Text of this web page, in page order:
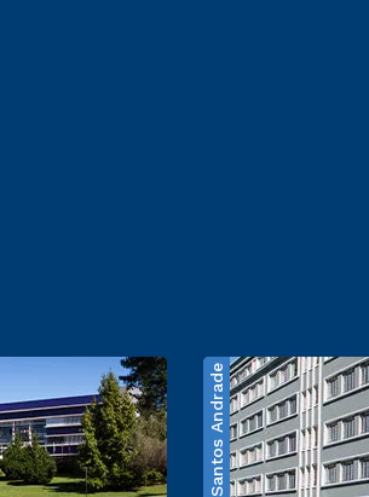
Santos Andrade